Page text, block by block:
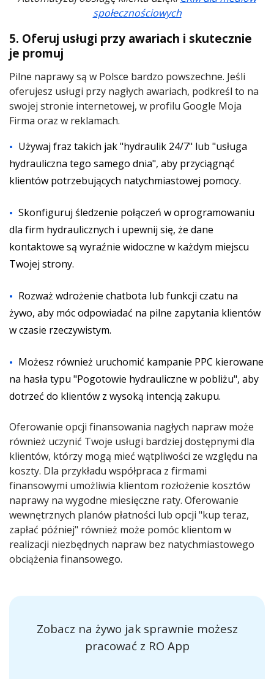
społecznościowych
5. Oferuj usługi przy awariach i skutecznie
je promuj
Pilne naprawy są w Polsce bardzo powszechne. Jeśli
oferujesz usługi przy nagłych awariach, podkreśl to na
swojej stronie internetowej, w profilu Google Moja
Firma oraz w reklamach.
Używaj fraz takich jak "hydraulik 24/7" lub "usługa
hydrauliczna tego samego dnia", aby przyciągnąć
klientów potrzebujących natychmiastowej pomocy.
Skonfiguruj śledzenie połączeń w oprogramowaniu
dla firm hydraulicznych i upewnij się, że dane
kontaktowe są wyraźnie widoczne w każdym miejscu
Twojej strony.
Rozważ wdrożenie chatbota lub funkcji czatu na
żywo, aby móc odpowiadać na pilne zapytania klientów
w czasie rzeczywistym.
Możesz również uruchomić kampanie PPC kierowane
na hasła typu "Pogotowie hydrauliczne w pobliżu", aby
dotrzeć do klientów z wysoką intencją zakupu.
Oferowanie opcji finansowania nagłych napraw może
również uczynić Twoje usługi bardziej dostępnymi dla
klientów, którzy mogą mieć wątpliwości ze względu na
koszty. Dla przykładu współpraca z firmami
finansowymi umożliwia klientom rozłożenie kosztów
naprawy na wygodne miesięczne raty. Oferowanie
wewnętrznych planów płatności lub opcji "kup teraz,
zapłać później" również może pomóc klientom w
realizacji niezbędnych napraw bez natychmiastowego
obciążenia finansowego.
Zobacz na żywo jak sprawnie możesz
pracować z RO App